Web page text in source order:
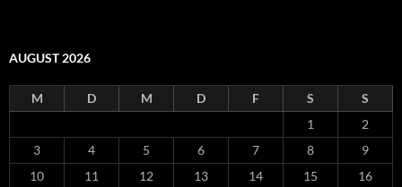
AUGUST 2026
M D M D F S
S
1
2
3
4 5 6 7 8
9
10
11 12 13 14 15
16